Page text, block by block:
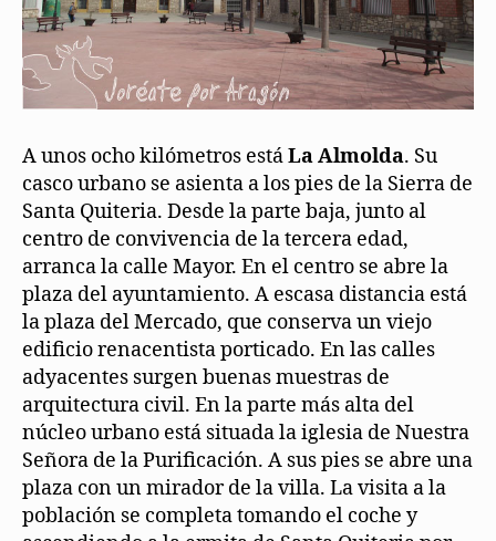
A unos ocho kilómetros estáLa Almolda. Su
casco urbano se asienta a los pies de la Sierra de
Santa Quiteria. Desde la parte baja, junto al
centro de convivencia de la tercera edad,
arranca la calle Mayor. En el centro se abre la
plaza del ayuntamiento. A escasa distancia está
la plaza del Mercado, que conserva un viejo
edificio renacentista porticado. En las calles
adyacentes surgen buenas muestras de
arquitectura civil. En la parte más alta del
núcleo urbano está situada la iglesia de Nuestra
Señora de la Purificación. A sus pies se abre una
plaza con un mirador de la villa. La visita a la
población se completa tomando el coche y